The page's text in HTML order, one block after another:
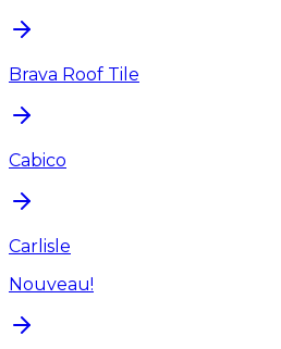
Brava Roof Tile
Cabico
Carlisle
Nouveau!